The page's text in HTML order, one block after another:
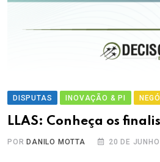
DISPUTAS INOVAÇÃO & PI
LLAS: Conheça os
PORDANILO MOTTA 20 DE